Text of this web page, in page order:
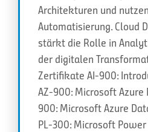
Architekturen und
Automatisierung. Cloud
stärkt die Rolle in
der digitalen
Zertifikate AI-900:
AZ-900: Microsoft Azure
900: Microsoft Azure
PL-300: Microsoft